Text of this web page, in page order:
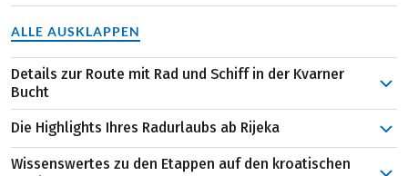
ALLE AUSKLAPPEN
Details zur Route mit Rad und Schiff in der Kvarner
Bucht
Ihr achttägiger Urlaub startet auf der Insel Rijeka, von
der aus Sie zur Insel Krk aufbrechen. Nach einer ersten
kurzen Radetappe genießen Sie den Abend im Hafen
Die Highlights Ihres Radurlaubs ab Rijeka
Die Aussicht bei Predošćica auf der Insel Cres:Das
Wissenswertes zu den Etappen auf den kroatischen